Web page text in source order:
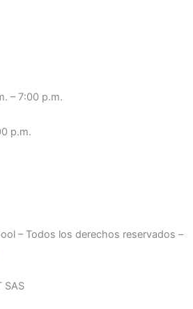
– 7:00 p.m.
p.m.
– Todos los derechos reservados –
SAS